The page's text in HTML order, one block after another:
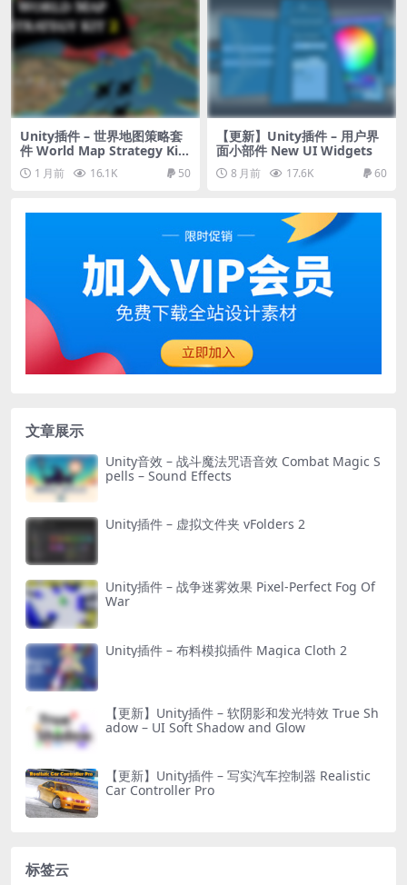
Unity插件 – 世界地图策略套
件 World Map Strategy Kit
2 1 月前 16.1K 50
【更新】Unity插件 – 用户界
面小部件 New UI Widgets
8 月前 17.6K 60
文章展示
Unity音效 – 战斗魔法咒语音效 Combat Magic S
pells – Sound Effects
Unity插件 – 虚拟文件夹 vFolders 2
Unity插件 – 战争迷雾效果 Pixel-Perfect Fog Of
War
Unity插件 – 布料模拟插件 Magica Cloth 2
【更新】Unity插件 – 软阴影和发光特效 True Sh
adow – UI Soft Shadow and Glow
【更新】Unity插件 – 写实汽车控制器 Realistic
Car Controller Pro
标签云